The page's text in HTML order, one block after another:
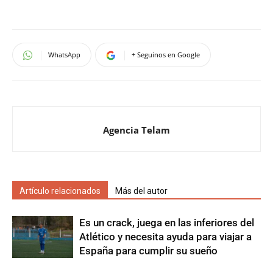
WhatsApp + Seguinos en Google
Agencia Telam
Artículo relacionados Más del autor
Es un crack, juega en las inferiores del
Atlético y necesita ayuda para viajar a
España para cumplir su sueño